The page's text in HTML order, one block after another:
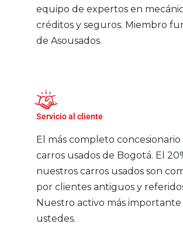
equipo de expertos en
créditos y seguros. Miembro
de Asousados.
Servicio al cliente​
El más completo concesionario
carros usados de Bogotá. El
nuestros carros usados son
por clientes antiguos y
Nuestro activo más importante
ustedes.